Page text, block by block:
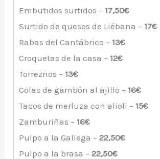
Embutidos surtidos – 17,50€
Surtido de quesos de Liébana – 17€
Rabas del Cantábrico – 13€
Croquetas de la casa – 12€
Torreznos – 13€
Colas de gambón al ajillo – 16€
Tacos de merluza con alioli – 15€
Zamburiñas – 16€
Pulpo a la Gallega –22,50€
Pulpo a la brasa –22,50€